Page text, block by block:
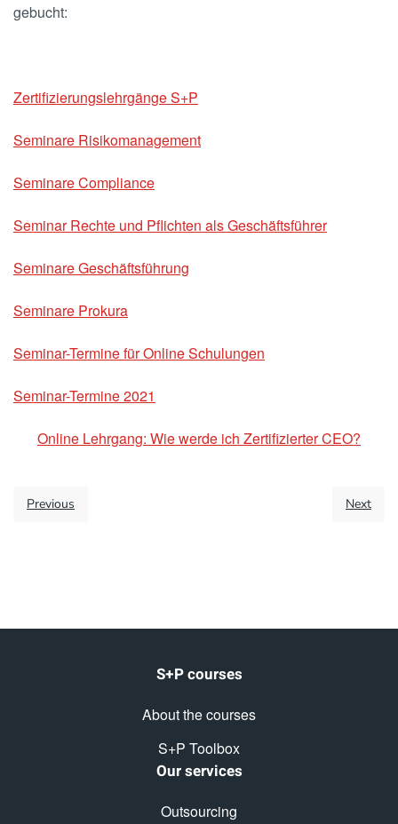
gebucht:
Zertifizierungslehrgänge S+P
Seminare Risikomanagement
Seminare Compliance
Seminar Rechte und Pflichten als Geschäftsführer
Seminare Geschäftsführung
Seminare Prokura
Seminar-Termine für Online Schulungen
Seminar-Termine 2021
Online Lehrgang: Wie werde ich Zertifizierter CEO?
Previous Next
S+P courses
About the courses
S+P Toolbox
Our services
Outsourcing